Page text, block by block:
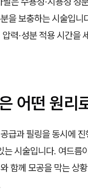
을 보충하는 시술입
력·성분 적용 시간을
어떤 원리
급과 필링을 동시에
는 시술입니다. 여드름
함께 모공을 막는 상